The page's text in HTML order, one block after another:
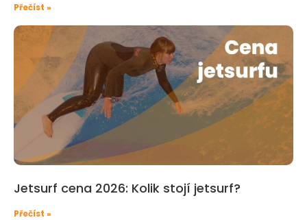
Přečíst »
Jetsurf cena 2026: Kolik stojí jetsurf?
Přečíst »